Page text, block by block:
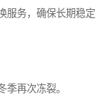
服务，确保长期稳定
再次冻裂。